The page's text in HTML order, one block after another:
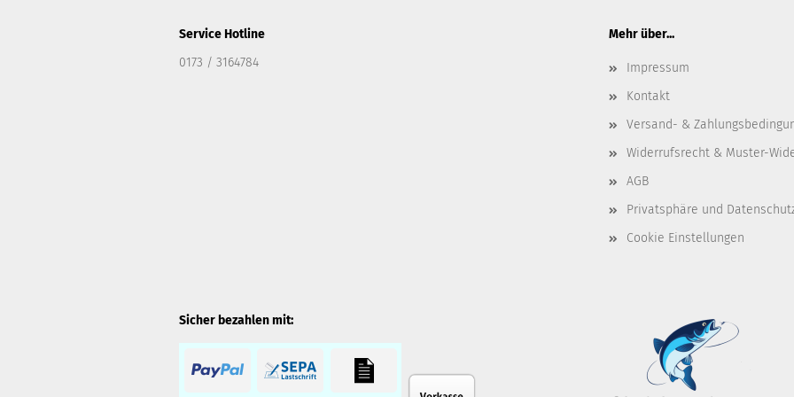
Service Hotline
0173 / 3164784
Mehr über...
Impressum
Kontakt
Versand- &
Widerrufsrecht & Muster-
AGB
Privatsphäre und
Cookie Einstellungen
Sicher bezahlen mit: